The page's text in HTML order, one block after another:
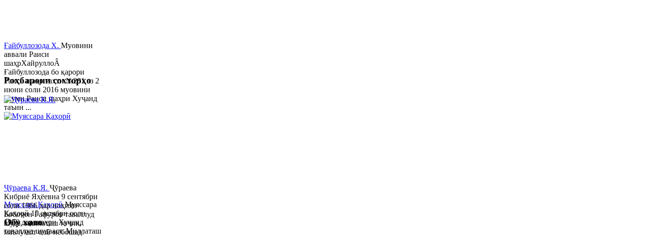
Ғайбуллозода Х. Муовини
аввали Раиси
шаҳрХайруллоÂ
Ғайбуллозода бо қарори
Раиси шаҳр таҳти №281 аз 2
июни соли 2016 муовини
якуми Раиси шаҳри Хуҷанд
таъин ...
Муяссара ҚаҳорӣМуяссара
Қаҳорӣ 15 октябри соли
1979 дар шаҳри Хуҷанд
таваллуд шудааст. Миллаташ
Роҳбарони сохторҳо
Ҷӯраева К.Я. Ҷӯраева
Кибриё Яҳёевна 9 сентябри
соли 1966 дар ноҳияи
Бобоҷон Ғафуров таваллуд
шуда, миллаташ тоҷик,
маълумот олӣ мебошад.
Обу хаво